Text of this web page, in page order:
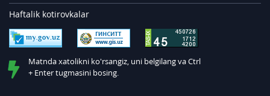
Haftalik kotirovkalar
Matnda xatolikni ko'rsangiz, uni belgilang va Ctrl
+ Enter tugmasini bosing.